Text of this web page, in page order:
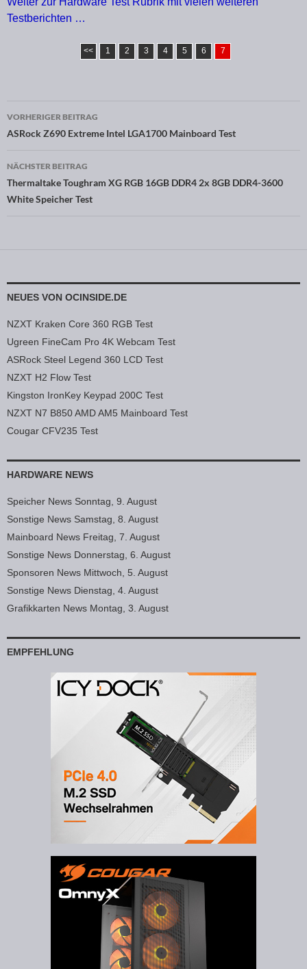
Testberichten …
<< 1 2 3 4 5 6 7
Beitragsnavigation
VORHERIGER BEITRAG
ASRock Z690 Extreme Intel LGA1700 Mainboard Test
NÄCHSTER BEITRAG
Thermaltake Toughram XG RGB 16GB DDR4 2x 8GB DDR4-3600
White Speicher Test
NEUES VON OCINSIDE.DE
NZXT Kraken Core 360 RGB Test
Ugreen FineCam Pro 4K Webcam Test
ASRock Steel Legend 360 LCD Test
NZXT H2 Flow Test
Kingston IronKey Keypad 200C Test
NZXT N7 B850 AMD AM5 Mainboard Test
Cougar CFV235 Test
HARDWARE NEWS
Speicher News Sonntag, 9. August
Sonstige News Samstag, 8. August
Mainboard News Freitag, 7. August
Sonstige News Donnerstag, 6. August
Sponsoren News Mittwoch, 5. August
Sonstige News Dienstag, 4. August
Grafikkarten News Montag, 3. August
EMPFEHLUNG